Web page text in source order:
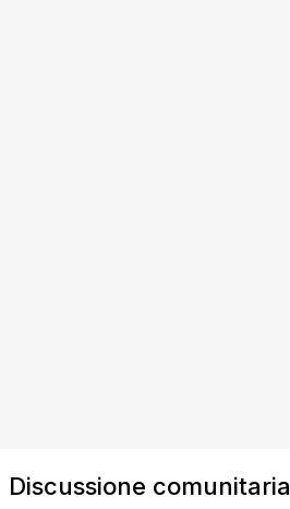
Discussione comunitaria